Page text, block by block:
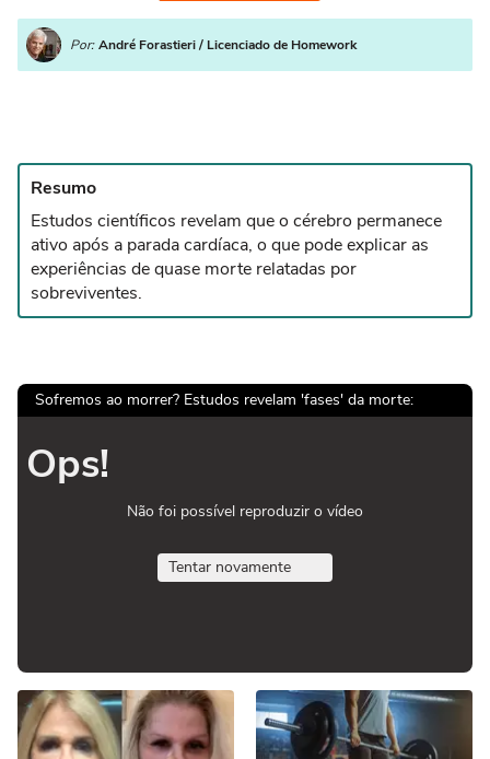
Por: André Forastieri / Licenciado de Homework
Resumo
Estudos científicos revelam que o cérebro permanece
ativo após a parada cardíaca, o que pode explicar as
experiências de quase morte relatadas por
sobreviventes.
Sofremos ao morrer? Estudos revelam 'fases' da morte:
Ops!
Não foi possível reproduzir o vídeo
Tentar novamente